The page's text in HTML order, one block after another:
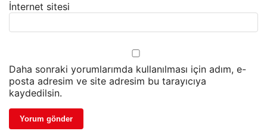
İnternet sitesi
Daha sonraki yorumlarımda kullanılması için adım, e-
posta adresim ve site adresim bu tarayıcıya
kaydedilsin.